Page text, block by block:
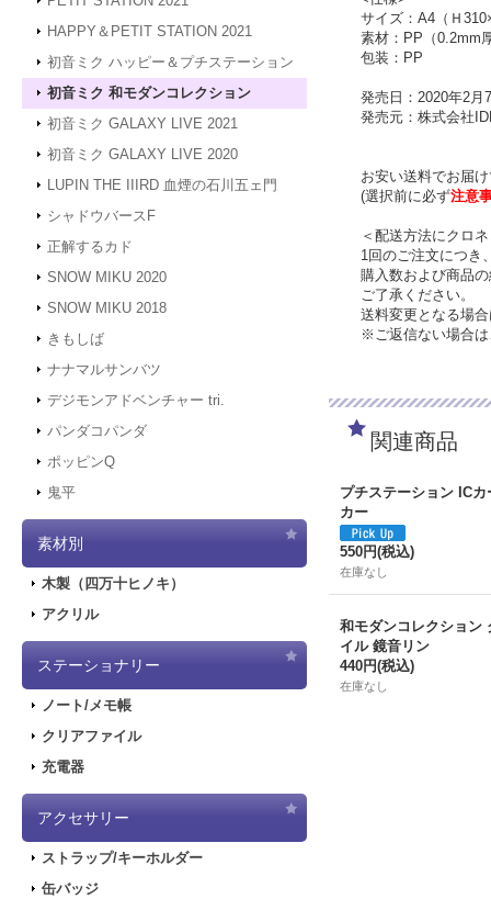
HAPPY＆PETIT STATION 2021
初音ミク ハッピー＆プチステーション
初音ミク 和モダンコレクション
初音ミク GALAXY LIVE 2021
初音ミク GALAXY LIVE 2020
LUPIN THE IIIRD 血煙の石川五ェ門
シャドウバースF
正解するカド
SNOW MIKU 2020
SNOW MIKU 2018
きもしば
ナナマルサンバツ
デジモンアドベンチャー tri.
パンダコパンダ
ポッピンQ
鬼平
素材別
木製（四万十ヒノキ）
アクリル
ステーショナリー
ノート/メモ帳
クリアファイル
充電器
アクセサリー
ストラップ/キーホルダー
缶バッジ
サイズ：A4（Ｈ
素材：PP（0.2mm
包装：PP
発売日：2020年2月
発売元：株式会社
お安い送料でお届
(選択前に必ず注意
＜配送方法にクロ
1回のご注文につき
購入数および商品
ご了承ください。
送料変更となる場
※ご返信ない場合は
関連商品
プチステーション ICカ
カー
550円(税込)
在庫なし
和モダンコレクション
イル 鏡音リン
440円(税込)
在庫なし